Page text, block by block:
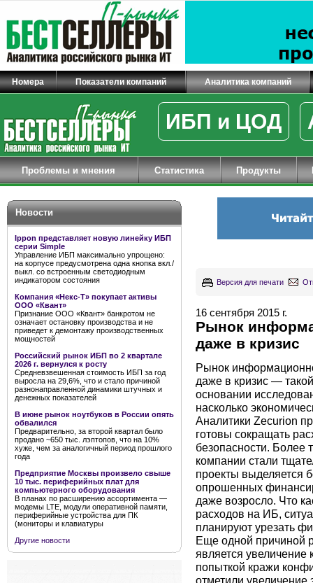
Номера Показатели компаний Аналитика компаний
ИБП и ЦОД
Проблемы и мнения Статистика Продукты
Новости
Ippon представляет новую линейку ИБП
серии Simple
Управление ИБП максимально упрощено:
на корпусе предусмотрена одна кнопка вкл./
выкл. со встроенным светодиодным
индикатором состояния
Компания «Некс-Т» покупает активы
ООО «Квант»
Признание ООО «Квант» банкротом не
означает остановку производства и не
приведет к демонтажу производственных
мощностей
Российский рынок ИБП во 2 квартале
2026 г. вернулся к росту
Средневзвешенная стоимость ИБП за год
выросла на 29,6%, что и стало причиной
разнонаправленной динамики штучных и
денежных показателей
В июне рынок ноутбуков в России опять
обвалился
Предварительно, за второй квартал было
продано ~650 тыс. лэптопов, что на 10%
хуже, чем за аналогичный период прошлого
года
Предприятие Москвы произвело свыше
10 тыс. периферийных плат для
компьютерного оборудования
В планах по расширению ассортимента —
модемы LTE, модули оперативной памяти,
периферийные устройства для ПК
(мониторы и клавиатуры
Другие новости
Версия для печати
16 сентября 2015 г.
Рынок
даже в кризис
Рынок
даже в кризис —
основании
насколько
Аналитики Zecurion
готовы сокращать
безопасности. Более
компании стали
проекты выделяется
опрошенных
даже возросло. Что
расходов на ИБ,
планируют урезать
Еще одной причиной
является увеличение
попыткой кражи
отметили увеличение